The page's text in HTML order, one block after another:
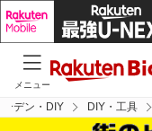
メニュー
ーデン・DIY DIY・工具